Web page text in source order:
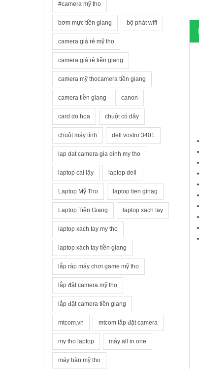
#camera mỹ tho
bơm mực tiền giang bộ phát wifi
camera giá rẻ mỹ tho
camera giá rẻ tiền giang
camera mỹ thocamera tiền giang
camera tiền giang canon
card do hoa chuột có dây
chuột máy tính dell vostro 3401
lap dat camera gia dinh my tho
laptop cai lậy laptop dell
Laptop Mỹ Tho laptop tien ginag
Laptop Tiền Giang laptop xach tay
laptop xach tay my tho
laptop xách tay tiền giang
lắp ráp máy chơi game mỹ tho
lắp đặt camera mỹ tho
lắp đặt camera tiền giang
mtcom.vn mtcom lắp đặt camera
my tho laptop máy all in one
máy bàn mỹ tho